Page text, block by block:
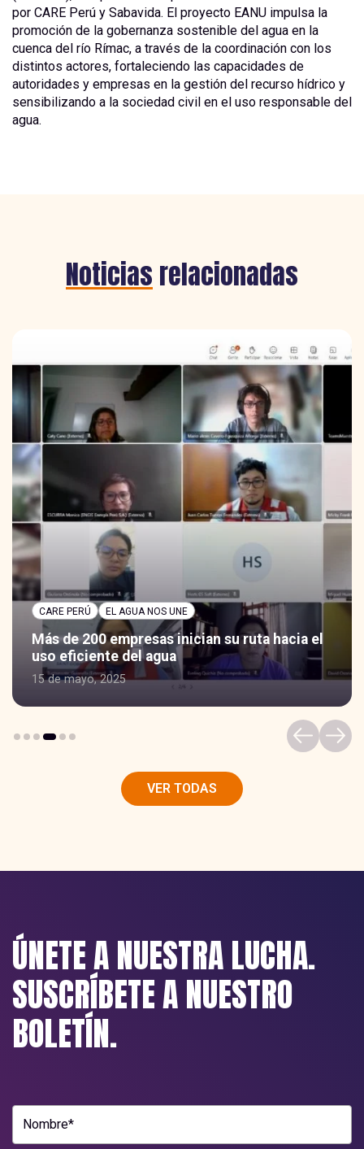
por CARE Perú y Sabavida. El proyecto EANU impulsa la
promoción de la gobernanza sostenible del agua en la
cuenca del río Rímac, a través de la coordinación con los
distintos actores, fortaleciendo las capacidades de
autoridades y empresas en la gestión del recurso hídrico y
sensibilizando a la sociedad civil en el uso responsable del
agua.
Noticias relacionadas
CARE PERÚ EL AGUA NOS UNE
Más de 200 empresas inician su ruta hacia el
uso eficiente del agua
15 de mayo, 2025
VER TODAS
ÚNETE A NUESTRA LUCHA.
SUSCRÍBETE A NUESTRO
BOLETÍN.
Nombre*